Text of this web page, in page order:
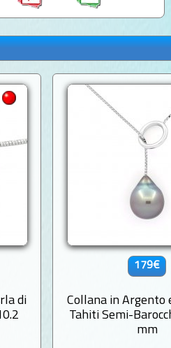
di
179€
Collana in Argento
Tahiti Semi-
mm